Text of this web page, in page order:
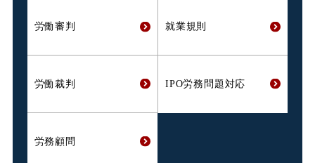
労働審判 就業規則
労働裁判 IPO労務問題対応
労務顧問